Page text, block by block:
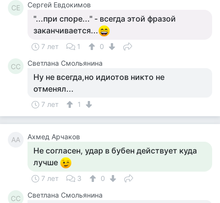
СЕ Сергей Евдокимов
"...при cпоре..." - всегда этой фразой
заканчивается...
7 лет 1 0
СС Светлана Смольянина
Ну не всегда,но идиотов никто не
отменял...
7 лет 1
АА Ахмед Арчаков
Не согласен, удар в бубен действует куда
лучше
7 лет 3 0
СС Светлана Смольянина